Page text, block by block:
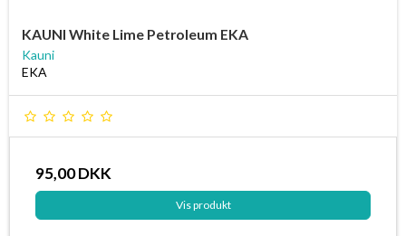
KAUNI White Lime Petroleum EKA
Kauni
EKA
95,00 DKK
Vis produkt